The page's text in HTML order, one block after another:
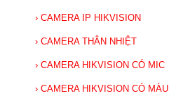
› CAMERA IP HIKVISION
› CAMERA THÂN NHIỆT
› CAMERA HIKVISION CÓ MIC
› CAMERA HIKVISION CÓ MÀU